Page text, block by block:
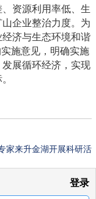
资源利用率低、生
企业整治力度。为
济与生态环境和谐
施意见，明确实施
展循环经济，实现
家来升金湖开展科研活
登录